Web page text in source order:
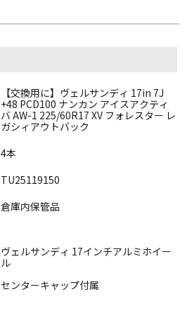
【交換用に】ヴェルサンディ 17in 7J
+48 PCD100 ナンカン アイスアクティ
バ AW-1 225/60R17 XV フォレスター レ
ガシィアウトバック
4本
TU25119150
倉庫内保管品
ヴェルサンディ 17インチアルミホイー
ル
センターキャップ付属